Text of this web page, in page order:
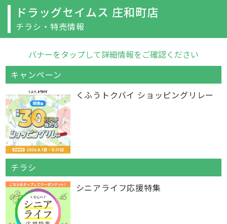
ドラッグセイムス 庄和町店
チラシ・特売情報
バナーをタップして詳細情報をご確認ください
キャンペーン
くふうトクバイ ショッピングリレー
チラシ
シニアライフ応援特集